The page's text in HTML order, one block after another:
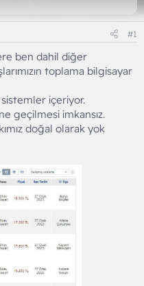
e
#1
ben dahil diğer
toplama bilgisayar
sistemler içeriyor.
geçilmesi imkansız.
doğal olarak yok